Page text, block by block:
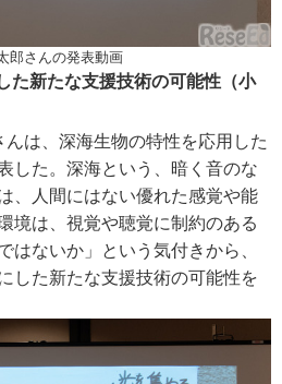
郎さんの発表動画
た新たな支援技術の可能性（小
は、深海生物の特性を応用した
した。深海という、暗く音のな
、人間にはない優れた感覚や能
境は、視覚や聴覚に制約のある
はないか」という気付きから、
した新たな支援技術の可能性を